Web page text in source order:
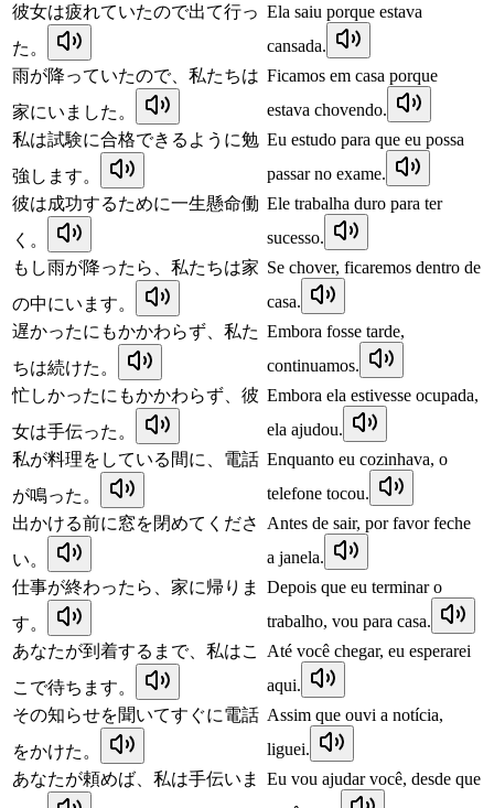
彼女は疲れていたので出て行っ
た。
Ela saiu porque estava
cansada.
雨が降っていたので、私たちは
家にいました。
Ficamos em casa porque
estava chovendo.
私は試験に合格できるように勉
強します。
Eu estudo para que eu possa
passar no exame.
彼は成功するために一生懸命働
く。
Ele trabalha duro para ter
sucesso.
もし雨が降ったら、私たちは家
の中にいます。
Se chover, ficaremos dentro de
casa.
遅かったにもかかわらず、私た
ちは続けた。
Embora fosse tarde,
continuamos.
忙しかったにもかかわらず、彼
女は手伝った。
Embora ela estivesse ocupada,
ela ajudou.
私が料理をしている間に、電話
が鳴った。
Enquanto eu cozinhava, o
telefone tocou.
出かける前に窓を閉めてくださ
い。
Antes de sair, por favor feche
a janela.
仕事が終わったら、家に帰りま
す。
Depois que eu terminar o
trabalho, vou para casa.
あなたが到着するまで、私はこ
こで待ちます。
Até você chegar, eu esperarei
aqui.
その知らせを聞いてすぐに電話
をかけた。
Assim que ouvi a notícia,
liguei.
あなたが頼めば、私は手伝いま
Eu vou ajudar você, desde que